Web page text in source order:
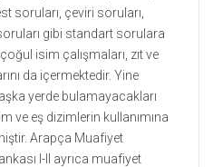
soruları, çeviri soruları,
gibi standart sorulara
isim çalışmaları, zıt ve
da içermektedir. Yine
yerde bulamayacakları
ve eş dizimlerin kullanımına
Arapça Muafiyet
I-II ayrıca muafiyet